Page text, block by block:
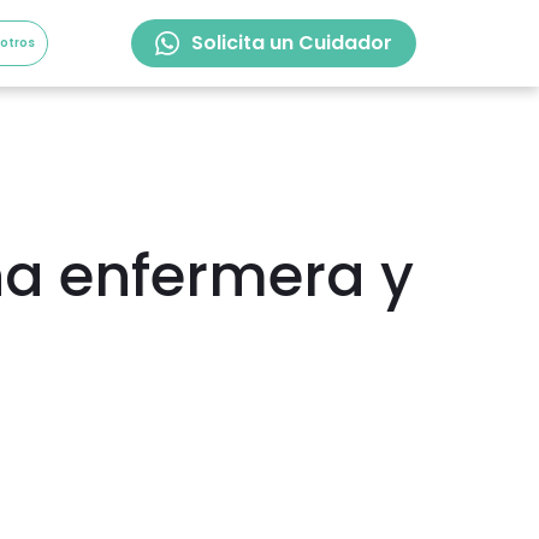
Solicita un Cuidador
enfermera y